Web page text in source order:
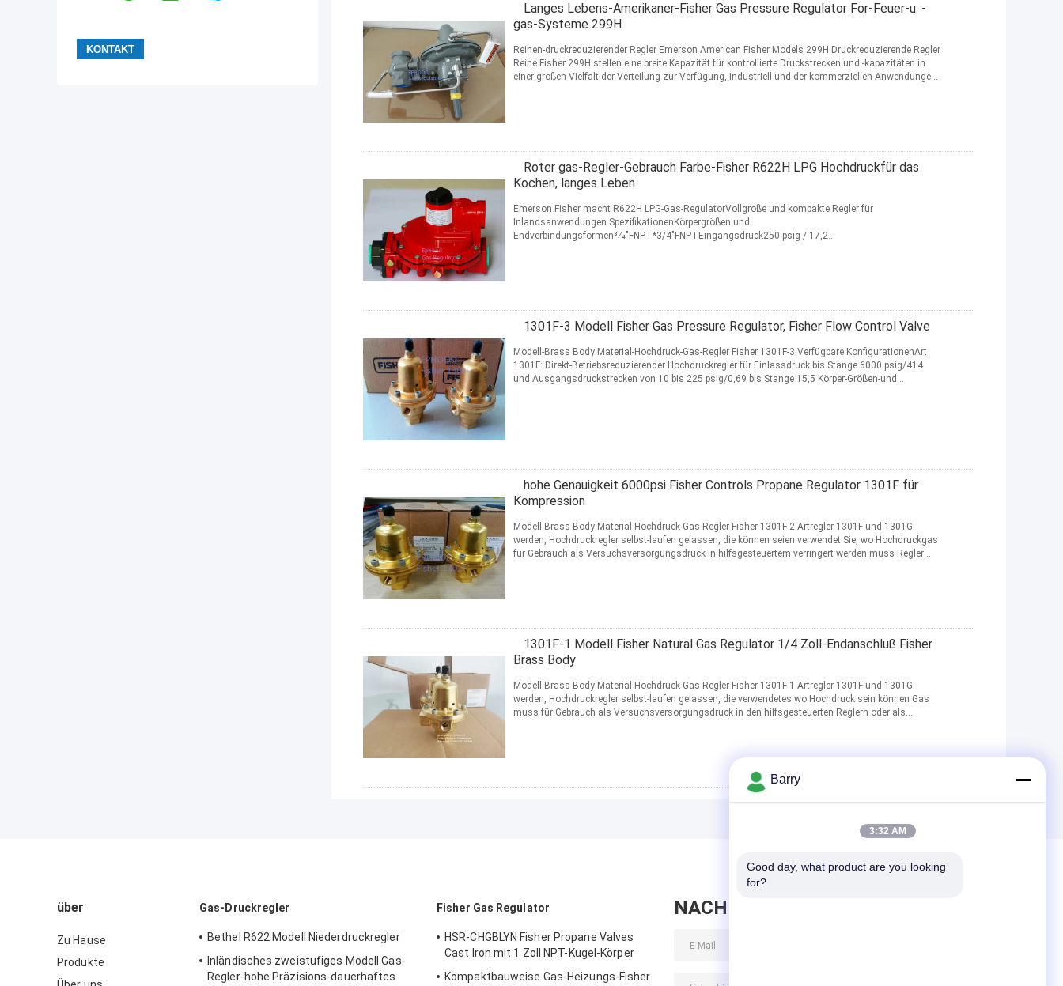
Langes Lebens-Amerikaner-Fisher Gas Pressure Regulator For-Feuer-u. -
gas-Systeme 299H
Reihen-druckreduzierender Regler Emerson American Fisher Models 299H Druckreduzierende Regler
Reihe Fisher 299H stellen eine breite Kapazität für kontrollierte Druckstrecken und -kapazitäten in
einer großen Vielfalt der Verteilung zur Verfügung, industriell und der kommerziellen Anwendungen.
Roter gas-Regler-Gebrauch Farbe-Fisher R622H LPG Hochdruckfür das
Kochen, langes Leben
Emerson Fisher macht R622H LPG-Gas-RegulatorVollgroße und kompakte Regler für
Inlandsanwendungen SpezifikationenKörpergrößen und
Endverbindungsformen3⁄4"FNPT*3/4"FNPTEingangsdruck250 psig / 17,2
1301F-3 Modell Fisher Gas Pressure Regulator, Fisher Flow Control Valve
Modell-Brass Body Material-Hochdruck-Gas-Regler Fisher 1301F-3 Verfügbare KonfigurationenArt
1301F: Direkt-Betriebsreduzierender Hochdruckregler für Einlassdruck bis Stange 6000 psig/414
und Ausgangsdruckstrecken von 10 bis 225 psig/0,69 bis Stange 15,5 Körper-Größen-und
hohe Genauigkeit 6000psi Fisher Controls Propane Regulator 1301F für
Kompression
Modell-Brass Body Material-Hochdruck-Gas-Regler Fisher 1301F-2 Artregler 1301F und 1301G
werden, Hochdruckregler selbst-laufen gelassen, die können seien verwendet Sie, wo Hochdruckgas
für Gebrauch als Versuchsversorgungsdruck in hilfsgesteuertem verringert werden muss Regler
1301F-1 Modell Fisher Natural Gas Regulator 1/4 Zoll-Endanschluß Fisher
Brass Body
Modell-Brass Body Material-Hochdruck-Gas-Regler Fisher 1301F-1 Artregler 1301F und 1301G
werden, Hochdruckregler selbst-laufen gelassen, die verwendetes wo Hochdruck sein können Gas
muss für Gebrauch als Versuchsversorgungsdruck in den hilfsgesteuerten Reglern oder als
über
Zu Hause
Produkte
Gas-Druckregler
Bethel R622 Modell Niederdruckregler
Inländisches zweistufiges Modell Gas-
Regler-hohe Präzisions-dauerhaftes
Fisher Gas Regulator
HSR-CHGBLYN Fisher Propane Valves
Cast Iron mit 1 Zoll NPT-Kugel-Körper
Kompaktbauweise Gas-Heizungs-Fisher
NACHRICHT HINTERLASSEN
Barry
3:32 AM
Good day, what product are you looking
for?